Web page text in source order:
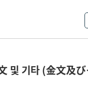
기타 (金文及